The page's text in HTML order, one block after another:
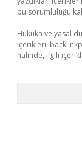
bu sorumluluğu
Hukuka ve yasal
içerikleri,
halinde, ilgili